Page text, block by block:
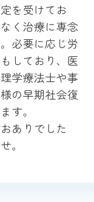
を受けてお
く治療に専念
必要に応じ労
しており、医
学療法士や事
の早期社会復
す。
ありでした
。